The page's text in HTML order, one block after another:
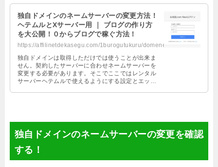
独自ドメインのネームサーバーの変更方法！
ヘテムルとXサーバー用 ｜ ブログの作り方
を大公開！０からブログで稼ぐ方法！
独自ドメインは取得しただけでは使うことが出来ま
せん。契約したサーバーに合わせネームサーバーを
変更する必要があります。そこでここではレンタル
サーバーヘテムルで使えるようにする設定とエック
独自ドメインのネームサーバーの変更を確認
する！